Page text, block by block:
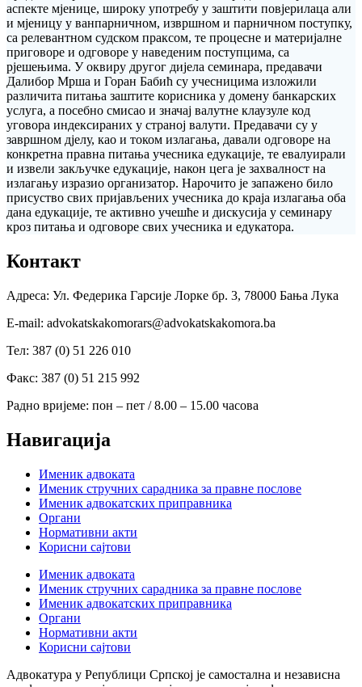
аспекте мјенице, широку употребу у заштити повјерилаца али
и мјеницу у ванпарничном, извршном и парничном поступку,
са релевантном судском праксом, те процесне и материјалне
приговоре и одговоре у наведеним поступцима, са
рјешењима. У оквиру другог дијела семинара, предавачи
Далибор Мрша и Горан Бабић су учесницима изложили
различита питања заштите корисника у домену банкарских
услуга, а посебно смисао и значај валутне клаузуле код
уговора индексираних у страној валути. Предавачи су у
завршном дјелу, као и током излагања, давали одговоре на
конкретна правна питања учесника едукације, те евалуирали
и извели закључке едукације, након цега је захвалност на
излагању изразио организатор. Нарочито је запажено било
присуство свих пријављених учесника до краја излагања оба
дана едукације, те активно учешће и дискусија у семинару
кроз питања и одговоре свих учесника и едукатора.
Контакт
Адреса: Ул. Федерика Гарсије Лорке бр. 3, 78000 Бања Лука
Е-mail: advokatskakomorars@advokatskakomora.ba
Тел: 387 (0) 51 226 010
Факс: 387 (0) 51 215 992
Радно вријеме: пон – пет / 8.00 – 15.00 часова
Навигација
Именик адвоката
Именик стручних сарадника за правне послове
Именик адвокатских приправника
Органи
Нормативни акти
Корисни сајтови
Именик адвоката
Именик стручних сарадника за правне послове
Именик адвокатских приправника
Органи
Нормативни акти
Корисни сајтови
Адвокатура у Републици Српској је самостална и независна